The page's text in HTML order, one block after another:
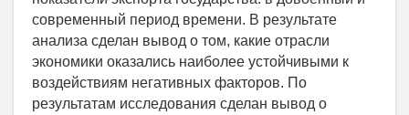
современный период времени. В результате
анализа сделан вывод о том, какие отрасли
экономики оказались наиболее устойчивыми к
воздействиям негативных факторов. По
результатам исследования сделан вывод о